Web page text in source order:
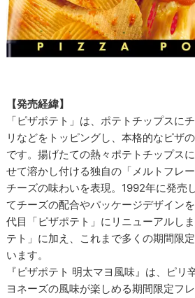
【発売経緯】
「ピザポテト」は、ポテトチップスに
リなどをトッピングし、本格的なピザ
です。揚げたての熱々ポテトチップス
せて溶かし付ける独自の「メルトフレ
チーズの味わいを表現。1992年に発売
てチーズの配合やパッケージデザイン
代目「ピザポテト」にリニューアルし
テト」に加え、これまで多くの期間限
います。
『ピザポテト 明太マヨ風味』は、ピリ
ヨネーズの風味が楽しめる期間限定フ